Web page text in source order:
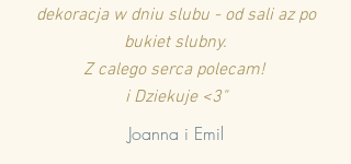
dekoracja w dniu slubu - od sali az po
bukiet slubny.
Z calego serca polecam!
i Dziekuje <3"
Joanna i Emil